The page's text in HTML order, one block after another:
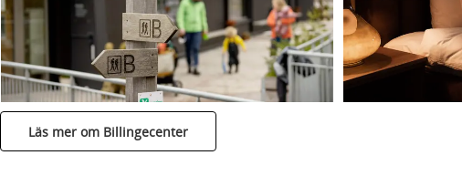
Läs mer om Billingecenter